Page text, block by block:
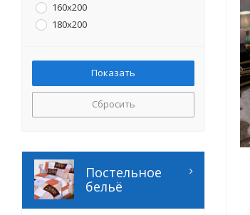
160х200
180х200
Сбросить
Постельное
бельё